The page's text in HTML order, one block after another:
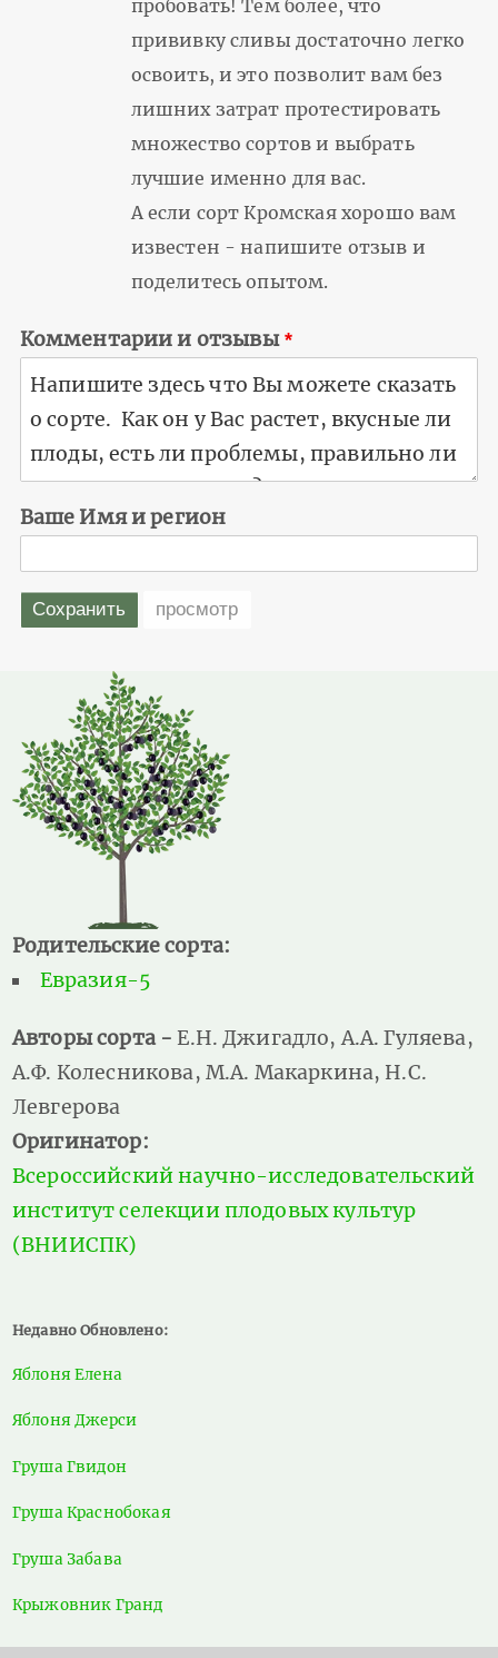
пробовать! Тем более, что
прививку сливы достаточно легко
освоить, и это позволит вам без
лишних затрат протестировать
множество сортов и выбрать
лучшие именно для вас.
А если сорт Кромская хорошо вам
известен - напишите отзыв и
поделитесь опытом.
Комментарии и отзывы
Ваше Имя и регион
Родительские сорта:
Евразия-5
Авторы сорта -Е.Н. Джигадло, А.А. Гуляева,
А.Ф. Колесникова, М.А. Макаркина, Н.С.
Левгерова
Оригинатор:
Всероссийский научно-исследовательский
институт селекции плодовых культур
(ВНИИСПК)
Недавно Обновлено:
Яблоня Елена
Яблоня Джерси
Груша Гвидон
Груша Краснобокая
Груша Забава
Крыжовник Гранд